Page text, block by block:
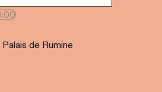
de Rumine